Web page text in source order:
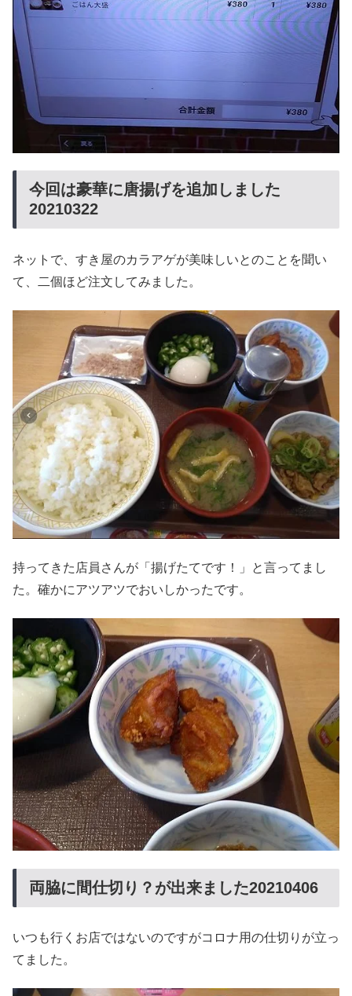
今回は豪華に唐揚げを追加しました
20210322
ネットで、すき屋のカラアゲが美味しいとのことを聞い
て、二個ほど注文してみました。
持ってきた店員さんが「揚げたてです！」と言ってまし
た。確かにアツアツでおいしかったです。
両脇に間仕切り？が出来ました20210406
いつも行くお店ではないのですがコロナ用の仕切りが立っ
てました。